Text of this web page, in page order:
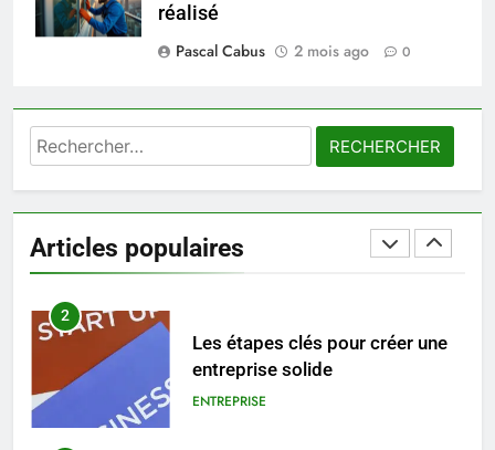
réalisé
Pascal Cabus
2 mois ago 0
Rechercher :
Articles populaires
8
Voyance à La Rochelle : où
sérieux à un tarif juste ?
BIEN ÊTRE
1
reviennent chaque année
MODE
2
Les étapes clés pour créer une
entreprise solide
ENTREPRISE